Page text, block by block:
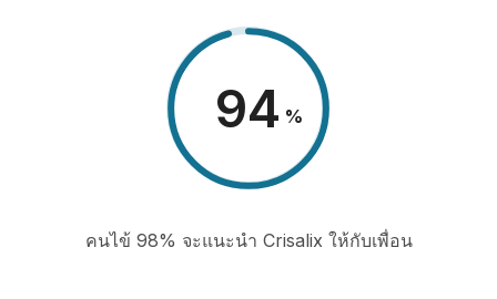
98 %
คนไข้ 98% จะแนะนำ Crisalix ให้กับเพื่อน